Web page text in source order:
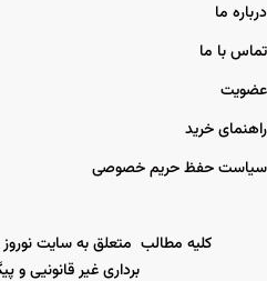
درباره ما
تماس با ما
عضویت
راهنمای خرید
سیاست حفظ حریم خصوصی
کلیه مطالب متعلق به سایت
برداری غیر قانونیی و